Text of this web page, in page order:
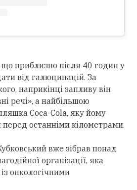
приблизно після 40 годин у
від галюцинацій. За
наприкінці запливу він
речі», а найбільшою
Coca-Cola, яку йому
останніми кілометрами.
вже зібрав понад
організації, яка
онкологічними